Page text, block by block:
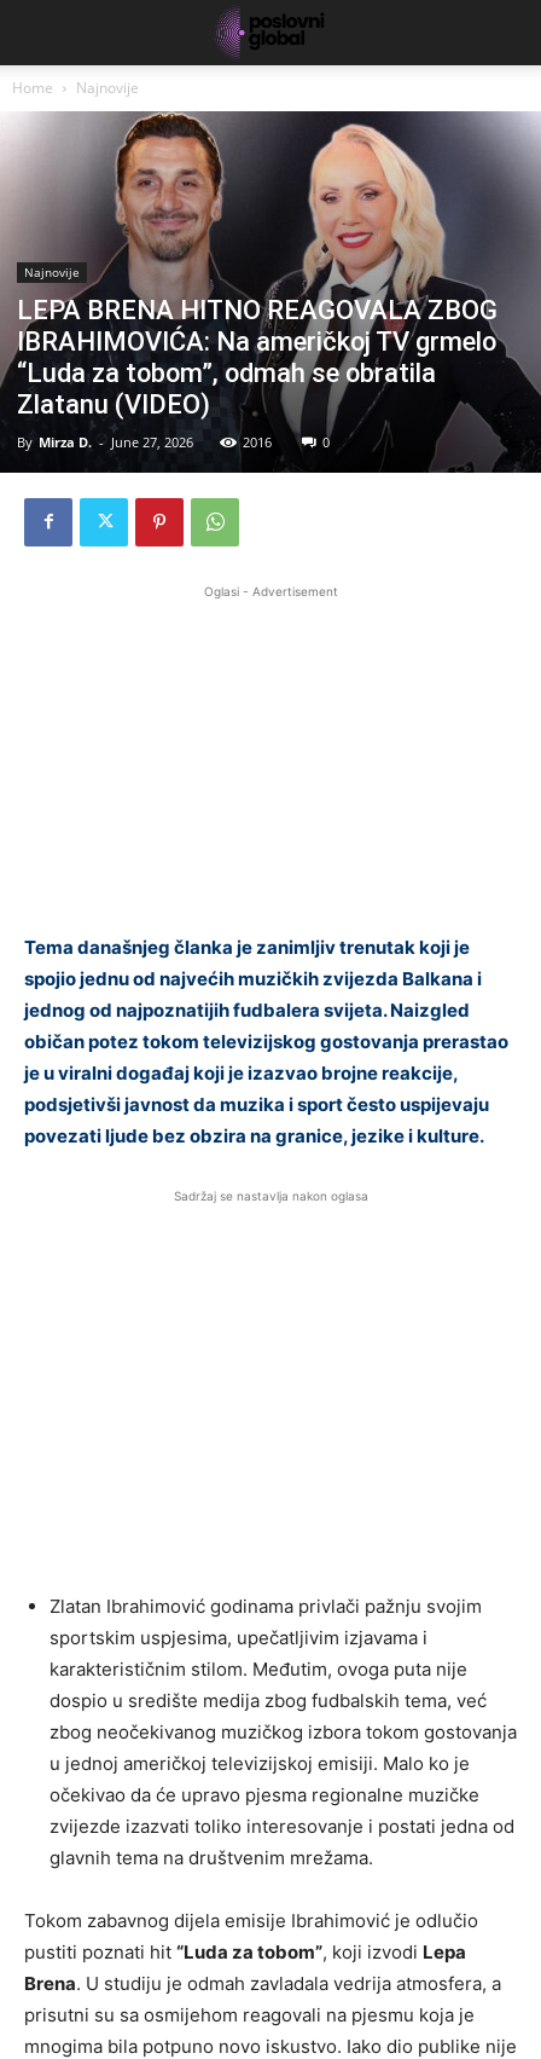
Home Najnovije
Najnovije
LEPA BRENA HITNO REAGOVALA ZBOG
IBRAHIMOVIĆA: Na američkoj TV grmelo
“Luda za tobom”, odmah se obratila
Zlatanu (VIDEO)
By Mirza D. - June 27, 2026 2016 0
Oglasi - Advertisement
Tema današnjeg članka je zanimljiv trenutak koji je
spojio jednu od najvećih muzičkih zvijezda Balkana i
jednog od najpoznatijih fudbalera svijeta. Naizgled
običan potez tokom televizijskog gostovanja prerastao
je u viralni događaj koji je izazvao brojne reakcije,
podsjetivši javnost da muzika i sport često uspijevaju
povezati ljude bez obzira na granice, jezike i kulture.
Sadržaj se nastavlja nakon oglasa
Zlatan Ibrahimović godinama privlači pažnju svojim
sportskim uspjesima, upečatljivim izjavama i
karakterističnim stilom. Međutim, ovoga puta nije
dospio u središte medija zbog fudbalskih tema, već
zbog neočekivanog muzičkog izbora tokom gostovanja
u jednoj američkoj televizijskoj emisiji. Malo ko je
očekivao da će upravo pjesma regionalne muzičke
zvijezde izazvati toliko interesovanje i postati jedna od
glavnih tema na društvenim mrežama.
Tokom zabavnog dijela emisije Ibrahimović je odlučio
pustiti poznati hit “Luda za tobom”, koji izvodi Lepa
Brena. U studiju je odmah zavladala vedrija atmosfera, a
prisutni su sa osmijehom reagovali na pjesmu koja je
mnogima bila potpuno novo iskustvo. Iako dio publike nije